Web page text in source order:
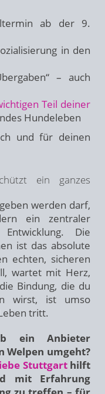
ab der 9.
in den
– auch
Teil deiner
Hundeleben
und für deinen
ein ganzes
werden darf,
ein zentraler
Die
ist das absolute
echten, sicheren
wartet mit Herz,
Bindung, die du
wirst, ist umso
tritt.
ein Anbieter
umgeht?
Stuttgarthilft
mit Erfahrung